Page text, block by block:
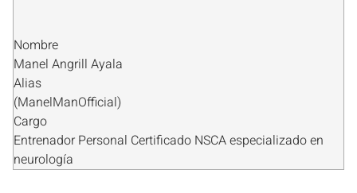
Nombre
Manel Angrill Ayala
Alias
(ManelManOfficial)
Cargo
Entrenador Personal Certificado NSCA especializado en
neurología